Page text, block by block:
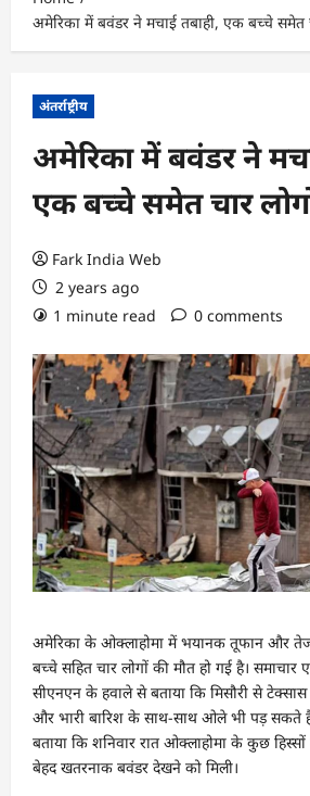
अमेरिका में बवंडर ने मचाई तबाही, एक बच्चे समेत
अंतर्राष्ट्रीय
अमेरिका में बवंडर ने
एक बच्चे समेत चार
Fark India Web
2 years ago
1 minute read
0 comments
अमेरिका के ओक्लाहोमा में भयानक तूफान और
बच्चे सहित चार लोगों की मौत हो गई है।
सीएनएन के हवाले से बताया कि मिसौरी से
और भारी बारिश के साथ-साथ ओले भी पड़ सकते हैं।
बताया कि शनिवार रात ओक्लाहोमा के कुछ
बेहद खतरनाक बवंडर देखने को मिली।